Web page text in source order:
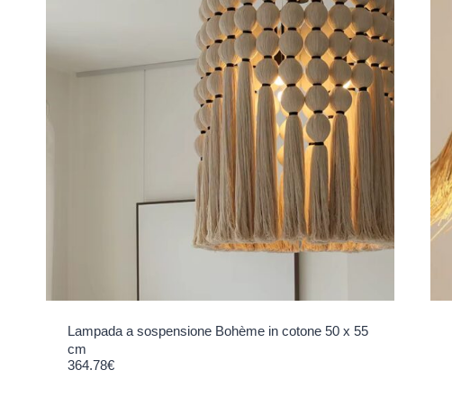
Lampada a sospensione Bohème in cotone 50 x 55
cm
364.78€